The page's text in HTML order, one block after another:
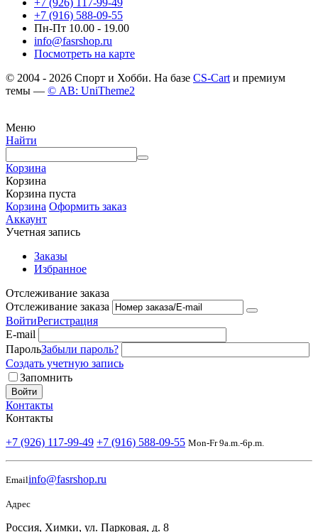
+7 (916) 588-09-55
Пн-Пт 10.00 - 19.00
info@fasrshop.ru
Посмотреть на карте
© 2004 - 2026 Спорт и Хобби. На базе CS-Cart и премиум
темы — © AB: UniTheme2
Меню
Найти
Корзина
Корзина
Корзина пуста
Корзина Оформить заказ
Аккаунт
Учетная запись
Заказы
Избранное
Отслеживание заказа
Отслеживание заказа
ВойтиРегистрация
E-mail
ПарольЗабыли пароль?
Создать учетную запись
Запомнить
Войти
Контакты
Контакты
+7 (926) 117-99-49 +7 (916) 588-09-55 Mon-Fr 9a.m.-6p.m.
Emailinfo@fasrshop.ru
Адрес
Россия, Химки, ул. Парковая, д. 8